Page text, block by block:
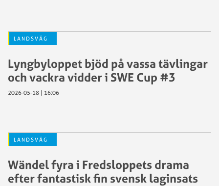
LANDSVÄG
Lyngbyloppet bjöd på vassa tävlingar
och vackra vidder i SWE Cup #3
2026-05-18 | 16:06
LANDSVÄG
Wändel fyra i Fredsloppets drama
efter fantastisk fin svensk laginsats